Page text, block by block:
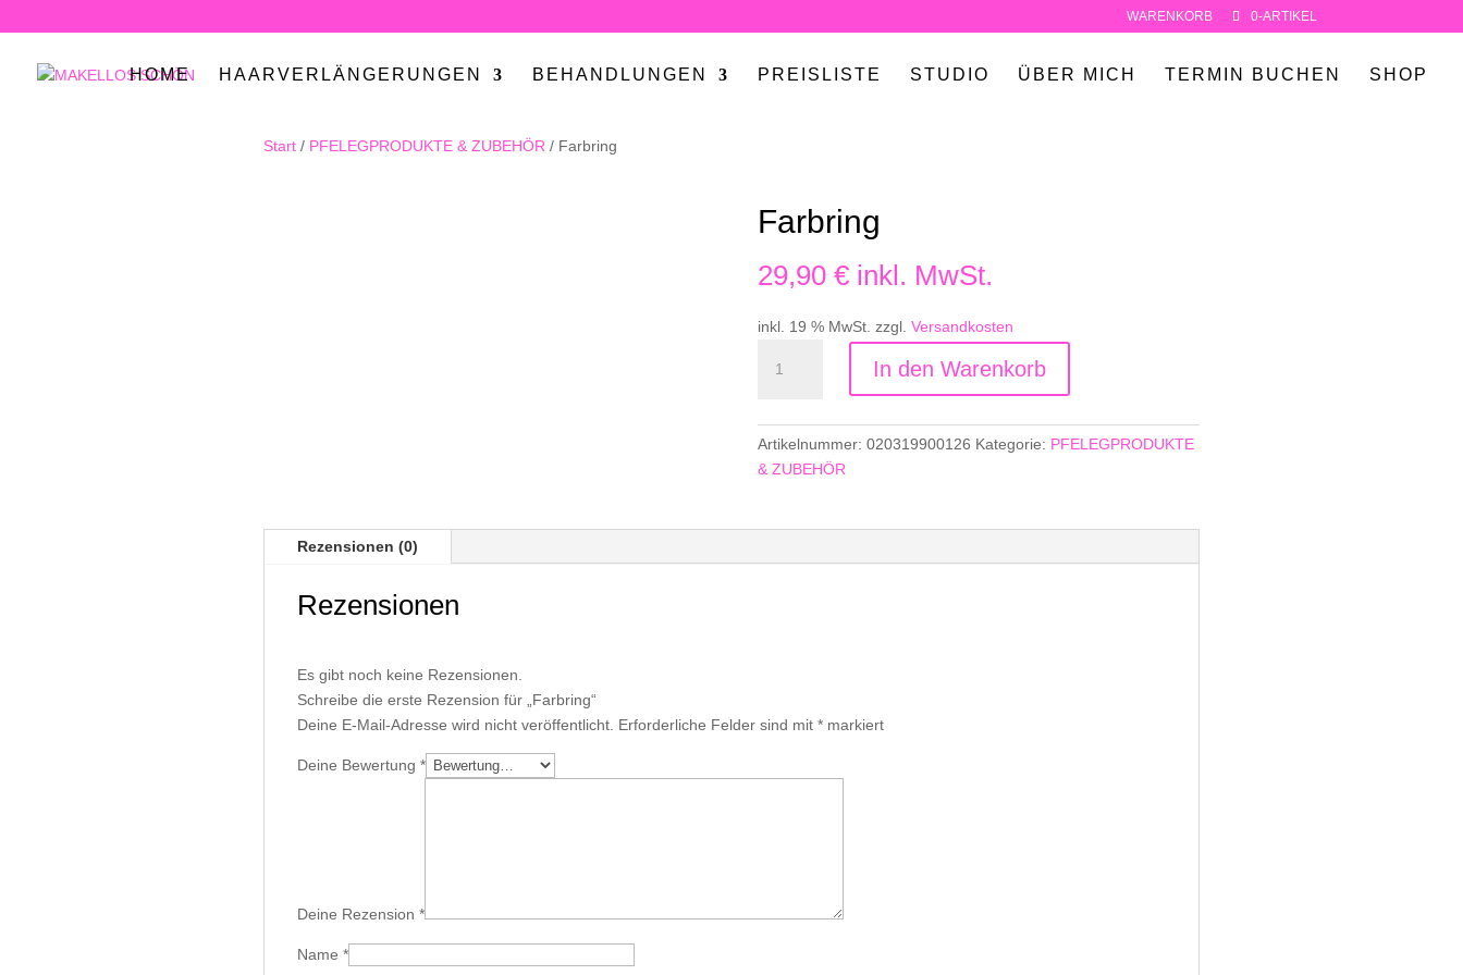
WARENKORB 0-ARTIKEL
HOME HAARVERLÄNGERUNGEN BEHANDLUNGEN PREISLISTE STUDIO ÜBER MICH TERMIN BUCHEN SHOP
Start/ PFELEGPRODUKTE & ZUBEHÖR / Farbring
Farbring
29,90 € inkl. MwSt.
inkl. 19 % MwSt. zzgl. Versandkosten
Menge
In den Warenkorb
Artikelnummer: 020319900126 Kategorie: PFELEGPRODUKTE
& ZUBEHÖR
Rezensionen (0)
Rezensionen
Es gibt noch keine Rezensionen.
Schreibe die erste Rezension für „Farbring“
Deine E-Mail-Adresse wird nicht veröffentlicht. Erforderliche Felder sind mit *markiert
Deine Bewertung *
Deine Rezension *
Name *